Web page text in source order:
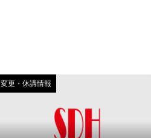
変更・休講情報